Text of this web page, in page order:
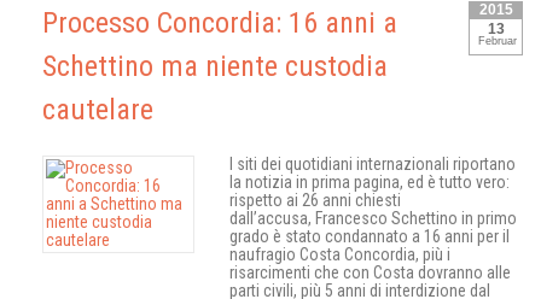
2015
13
Februar
Processo Concordia: 16 anni a
Schettino ma niente custodia
cautelare
I siti dei quotidiani internazionali riportano
la notizia in prima pagina, ed è tutto vero:
rispetto ai 26 anni chiesti
dall’accusa, Francesco Schettino in primo
grado è stato condannato a 16 anni per il
naufragio Costa Concordia, più i
risarcimenti che con Costa dovranno alle
parti civili, più 5 anni di interdizione dal